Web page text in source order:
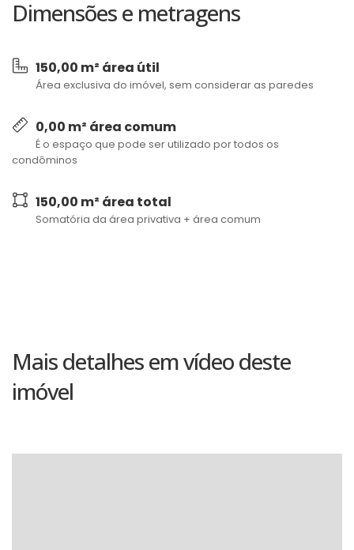
Dimensões e metragens
150,00 m² área útil
Área exclusiva do imóvel, sem considerar as paredes
0,00 m² área comum
É o espaço que pode ser utilizado por todos os
condôminos
150,00 m² área total
Somatória da área privativa + área comum
Mais detalhes em vídeo deste
imóvel